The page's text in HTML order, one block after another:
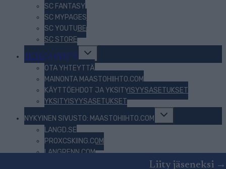
Liity jäseneksi →
SC FANTASY
SC MYPAGES
SC YOUTUBE
SC STORE
TIETOJA MEISTÄ
Toggle
menu
OTA YHTEYTTÄ
MAINONTA MAASTOHIIHTO.COM
KÄYTTÖEHDOT JA YKSITYISYYSASETUKSET
YKSITYISYYSASETUKSET
NYKYINEN SIVUSTO: MAASTOHIIHTO.COM
Toggle
menu
LANGD.SE
PROXCSKIING.COM
LANGRENN.COM